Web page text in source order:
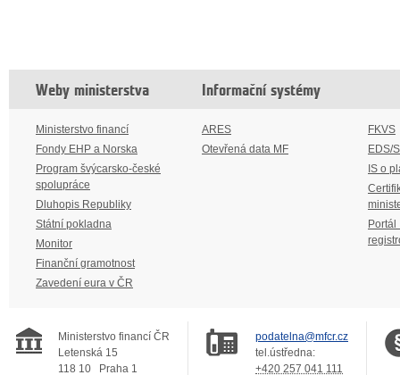
Weby ministerstva
Ministerstvo financí
Fondy EHP a Norska
Program švýcarsko-české
spolupráce
Dluhopis Republiky
Státní pokladna
Monitor
Finanční gramotnost
Zavedení eura v ČR
Informační systémy
ARES
Otevřená data MF
FKVS
EDS/
IS o
Portál
Ministerstvo financí ČR
Letenská 15
118 10
Praha 1
podatelna@mfcr.cz
tel.ústředna:
+420 257 041 111